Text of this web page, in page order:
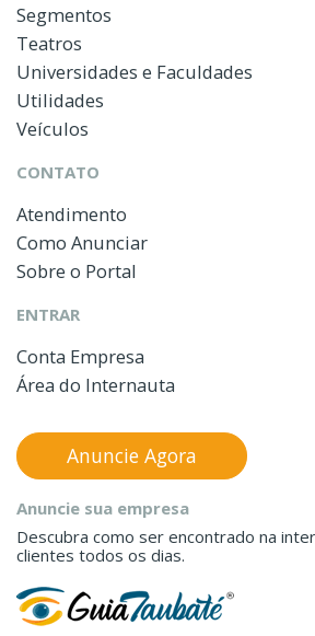
Segmentos
Teatros
Universidades e Faculdades
Utilidades
Veículos
CONTATO
Atendimento
Como Anunciar
Sobre o Portal
ENTRAR
Conta Empresa
Área do Internauta
Anuncie sua empresa
Descubra como ser encontrado na
clientes todos os dias.
Anuncie Agora